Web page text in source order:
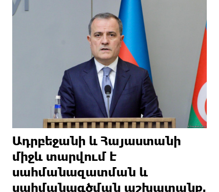
Ադրբեջանի և Հայաստանի
միջև տարվում է
սահմանազատման և
սահմանագծման աշխատանք.